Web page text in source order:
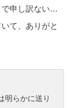
で申し訳ない…
て、ありがと
明らかに送り